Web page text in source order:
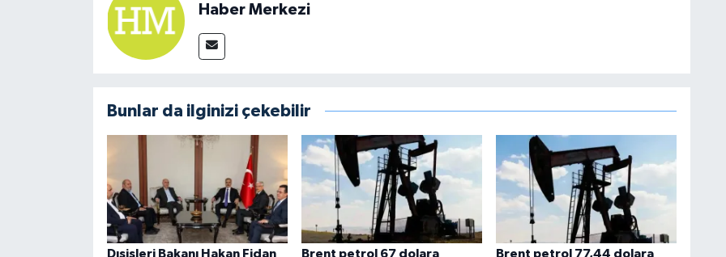
Haber Merkezi
Bunlar da ilginizi çekebilir
Dışişleri Bakanı Hakan Fidan
Brent petrol 67 dolara
Brent petrol 77,44 dolara